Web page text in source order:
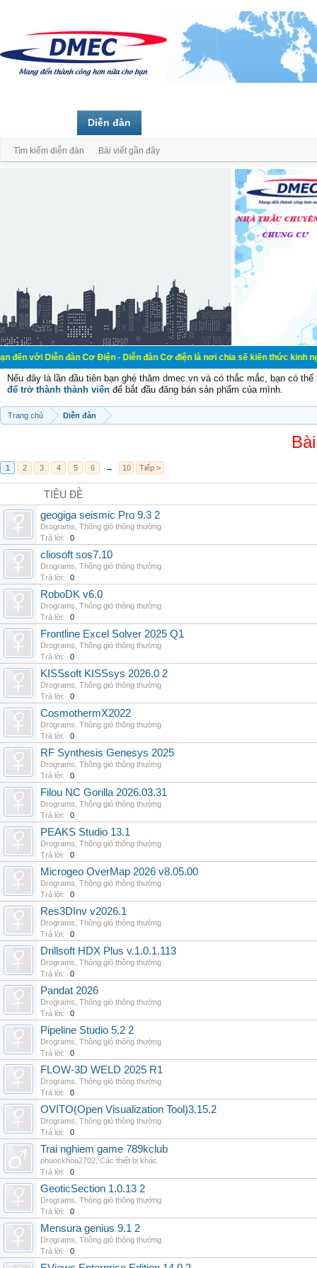
đàn Cơ Điện - Diễn đàn Cơ điện là nơi chia sẽ kiến thức kinh nghiệm
Nếu đây là lần đầu tiên bạn ghé thăm dmec.vn và có thắc mắc, bạn có
để trở thành thành viên để bắt đầu đăng bán sản phẩm của mình.
Trang chủ Diễn đàn
1 2 3 4 5 6 → 10 Tiếp >
TIÊU ĐỀ
geogiga seismic Pro 9.3 2
Drograms Thông gió thông thường
Trả lời:
0
cliosoft sos7.10
Drograms Thông gió thông thường
Trả lời:
0
RoboDK v6.0
Drograms Thông gió thông thường
Trả lời:
0
Frontline Excel Solver 2025 Q1
Drograms Thông gió thông thường
Trả lời:
0
KISSsoft KISSsys 2026.0 2
Drograms Thông gió thông thường
Trả lời:
0
CosmothermX2022
Drograms Thông gió thông thường
Trả lời:
0
RF Synthesis Genesys 2025
Drograms Thông gió thông thường
Trả lời:
0
Filou NC Gorilla 2026.03.31
Drograms Thông gió thông thường
Trả lời:
0
PEAKS Studio 13.1
Drograms Thông gió thông thường
Trả lời:
0
Microgeo OverMap 2026 v8.05.00
Drograms Thông gió thông thường
Trả lời:
0
Res3DInv v2026.1
Drograms Thông gió thông thường
Trả lời:
0
Drillsoft HDX Plus v.1.0.1.113
Drograms Thông gió thông thường
Trả lời:
0
Pandat 2026
Drograms Thông gió thông thường
Trả lời:
0
Pipeline Studio 5.2 2
Drograms Thông gió thông thường
Trả lời:
0
FLOW-3D WELD 2025 R1
Drograms Thông gió thông thường
Trả lời:
0
OVITO(Open Visualization Tool)3.15.2
Drograms Thông gió thông thường
Trả lời:
0
Trai nghiem game 789kclub
phuockhoa2702 Các thiết bị khác
Trả lời:
0
GeoticSection 1.0.13 2
Drograms Thông gió thông thường
Trả lời:
0
Mensura genius 9.1 2
Drograms Thông gió thông thường
Trả lời:
0
Diễn đàn
Tìm kiếm diễn đàn Bài viết gần đây